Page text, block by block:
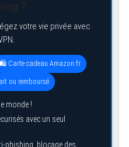
votre vie privée avec
🛍️ Carte cadeau Amazon.fr
ou remboursé
monde !
avec un seul
phishing, blocage des